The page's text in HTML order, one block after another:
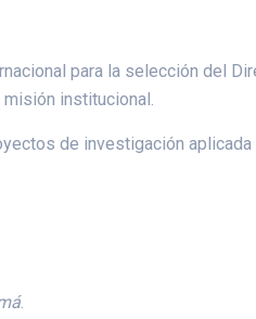
para la selección del
institucional.
de investigación aplicada
.